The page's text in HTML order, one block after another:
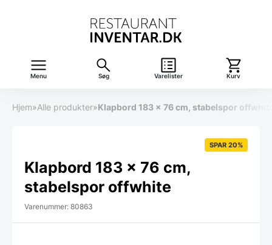
Menu Søg Varelister Kurv
Hjem»Alle produkter»Klapbord 183 x 76 cm, stabelspor
SPAR 20%
Klapbord 183 x 76 cm,
stabelspor offwhite
Varenummer: 80863